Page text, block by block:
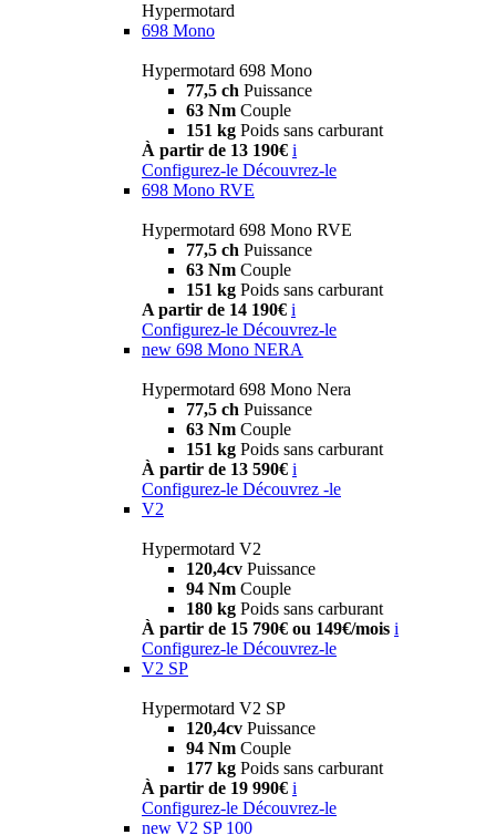
Hypermotard
698 Mono
Hypermotard 698 Mono
77,5 ch Puissance
63 Nm Couple
151 kg Poids sans carburant
À partir de 13 190€ i
Configurez-le Découvrez-le
698 Mono RVE
Hypermotard 698 Mono RVE
77,5 ch Puissance
63 Nm Couple
151 kg Poids sans carburant
A partir de 14 190€ i
Configurez-le Découvrez-le
new 698 Mono NERA
Hypermotard 698 Mono Nera
77,5 ch Puissance
63 Nm Couple
151 kg Poids sans carburant
À partir de 13 590€ i
Configurez-le Découvrez -le
V2
Hypermotard V2
120,4cv Puissance
94 Nm Couple
180 kg Poids sans carburant
À partir de 15 790€ ou 149€/mois i
Configurez-le Découvrez-le
V2 SP
Hypermotard V2 SP
120,4cv Puissance
94 Nm Couple
177 kg Poids sans carburant
À partir de 19 990€ i
Configurez-le Découvrez-le
new V2 SP 100